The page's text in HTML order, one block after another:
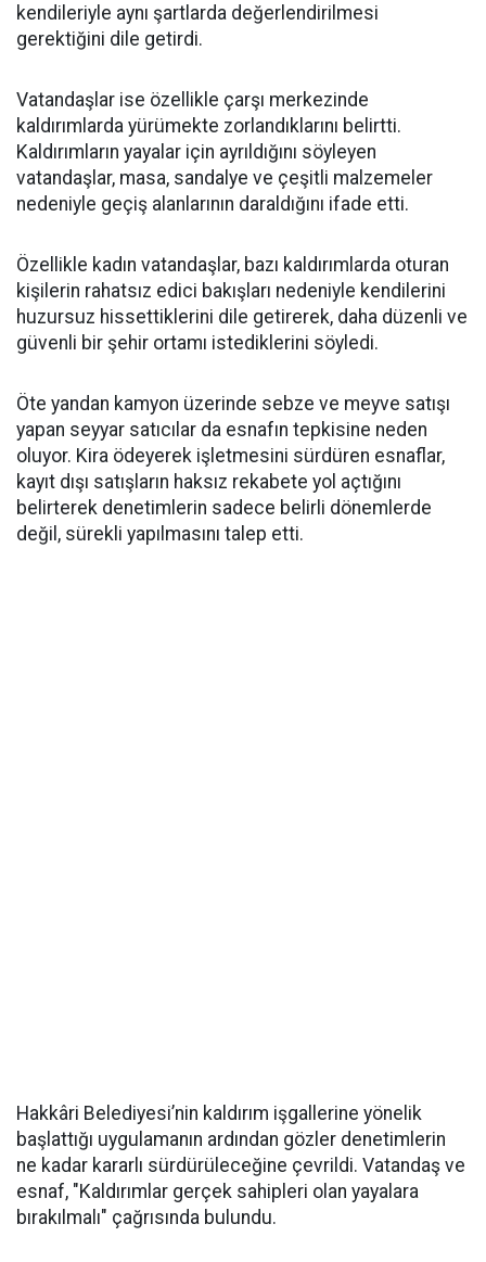
kendileriyle aynı şartlarda değerlendirilmesi
gerektiğini dile getirdi.
Vatandaşlar ise özellikle çarşı merkezinde
kaldırımlarda yürümekte zorlandıklarını belirtti.
Kaldırımların yayalar için ayrıldığını söyleyen
vatandaşlar, masa, sandalye ve çeşitli malzemeler
nedeniyle geçiş alanlarının daraldığını ifade etti.
Özellikle kadın vatandaşlar, bazı kaldırımlarda oturan
kişilerin rahatsız edici bakışları nedeniyle kendilerini
huzursuz hissettiklerini dile getirerek, daha düzenli ve
güvenli bir şehir ortamı istediklerini söyledi.
Öte yandan kamyon üzerinde sebze ve meyve satışı
yapan seyyar satıcılar da esnafın tepkisine neden
oluyor. Kira ödeyerek işletmesini sürdüren esnaflar,
kayıt dışı satışların haksız rekabete yol açtığını
belirterek denetimlerin sadece belirli dönemlerde
değil, sürekli yapılmasını talep etti.
Hakkâri Belediyesi’nin kaldırım işgallerine yönelik
başlattığı uygulamanın ardından gözler denetimlerin
ne kadar kararlı sürdürüleceğine çevrildi. Vatandaş ve
esnaf, "Kaldırımlar gerçek sahipleri olan yayalara
bırakılmalı" çağrısında bulundu.